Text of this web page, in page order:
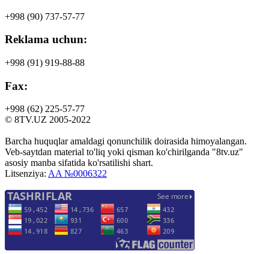
+998 (90) 737-57-77
Reklama uchun:
+998 (91) 919-88-88
Fax:
+998 (62) 225-57-77
© 8TV.UZ 2005-2022
Barcha huquqlar amaldagi qonunchilik doirasida himoyalangan.
Veb-saytdan material to'liq yoki qisman ko'chirilganda "8tv.uz"
asosiy manba sifatida ko'rsatilishi shart.
Litsenziya: AA №0006322